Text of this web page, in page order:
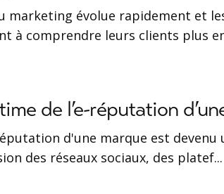
marketing évolue rapidement et
à comprendre leurs clients plus
de l’e-réputation
d'une marque est devenu
des réseaux sociaux, des platef...